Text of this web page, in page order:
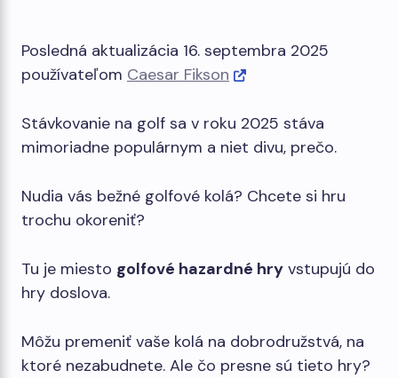
Posledná aktualizácia 16. septembra 2025
používateľom Caesar Fikson
Stávkovanie na golf sa v roku 2025 stáva
mimoriadne populárnym a niet divu, prečo.
Nudia vás bežné golfové kolá? Chcete si hru
trochu okoreniť?
Tu je miesto golfové hazardné hry vstupujú do
hry doslova.
Môžu premeniť vaše kolá na dobrodružstvá, na
ktoré nezabudnete. Ale čo presne sú tieto hry?